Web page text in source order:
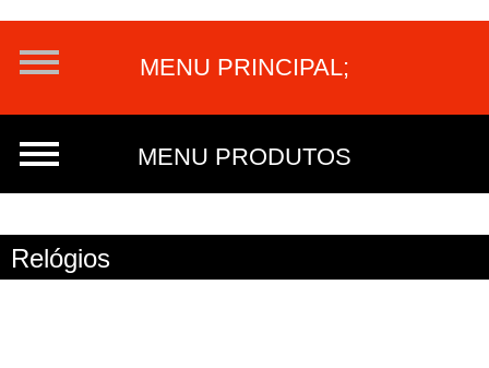
Relógios